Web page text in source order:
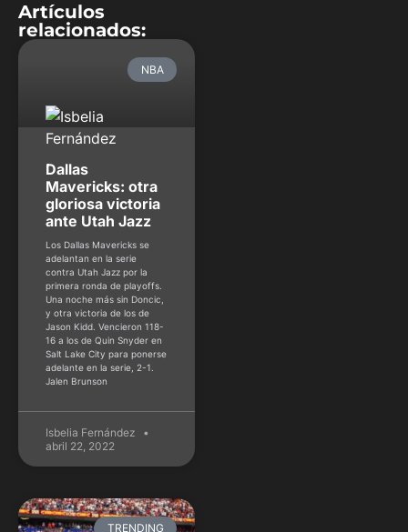
Artículos
relacionados:
NBA
Dallas
Mavericks: otra
gloriosa victoria
ante Utah Jazz
Los Dallas Mavericks se
adelantan en la serie
contra Utah Jazz por la
primera ronda de playoffs.
Una noche más sin Doncic,
y otra victoria de los de
Jason Kidd. Vencieron 118-
16 a los de Quin Snyder en
Salt Lake City para ponerse
adelante en la serie, 2-1.
Jalen Brunson
Isbelia Fernández
abril 22, 2022
TRENDING